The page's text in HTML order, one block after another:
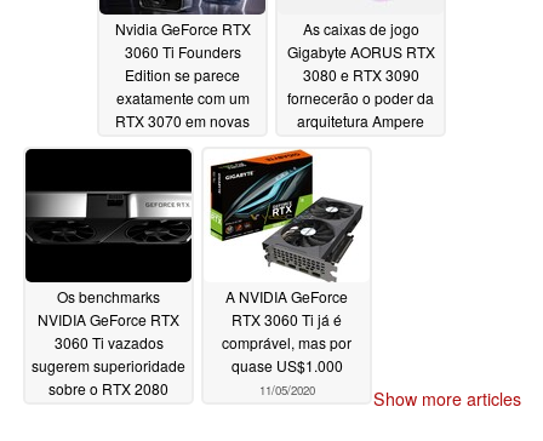
Nvidia GeForce RTX
3060 Ti Founders
Edition se parece
exatamente com um
RTX 3070 em novas
imagens vazadas
11/22/2020
As caixas de jogo
Gigabyte AORUS RTX
3080 e RTX 3090
fornecerão o poder da
arquitetura Ampere
sobre uma conexão
Thunderbolt 3
Os benchmarks
NVIDIA GeForce RTX
3060 Ti vazados
sugerem superioridade
sobre o RTX 2080
A NVIDIA GeForce
RTX 3060 Ti já é
comprável, mas por
quase US$1.000
11/05/2020 Show more articles